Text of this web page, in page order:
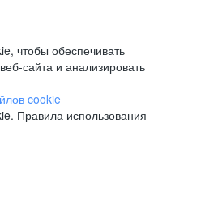
чтобы обеспечивать
сайта и анализировать
cookie
Правила использования